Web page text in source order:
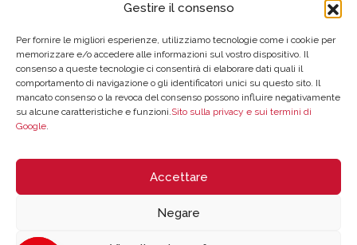
Gestire il consenso
Per fornire le migliori esperienze, utilizziamo tecnologie come i cookie per
memorizzare e/o accedere alle informazioni sul vostro dispositivo. Il
consenso a queste tecnologie ci consentirà di elaborare dati quali il
comportamento di navigazione o gli identificatori unici su questo sito. Il
mancato consenso o la revoca del consenso possono influire negativamente
su alcune caratteristiche e funzioni.Sito sulla privacy e sui termini di
Google.
Accettare
Negare
© 2026 ZYCLE OFFICIAL | The Latest Technology for your Workouts